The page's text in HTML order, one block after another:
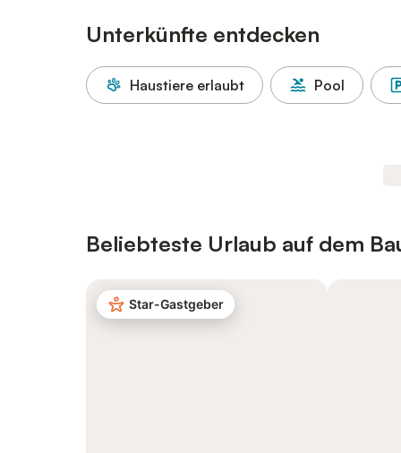
Unterkünfte entdecken
Haustiere erlaubt Pool
Beliebteste Urlaub auf dem
Star-Gastgeber